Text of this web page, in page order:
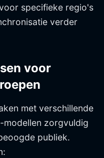
specifieke regio's
verder
voor
met verschillende
modellen zorgvuldig
publiek.